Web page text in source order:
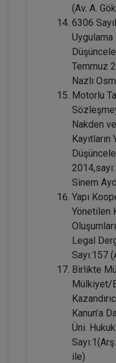
Mal Rejimleri
Kongresi - IV.
360 TL
Tüketici
Evlilik Hukuku
Kongresi - II.
360 TL
(Av. A.
6306
Uygulama
Temmuz
Nazlı
Motorlu
Nakden
Kayıtların
Sinem
Yapı
Yönetilen
Legal
Sayı:157
Birlikte
Mülkiyet/
Kanun’a
Üni.
ile)